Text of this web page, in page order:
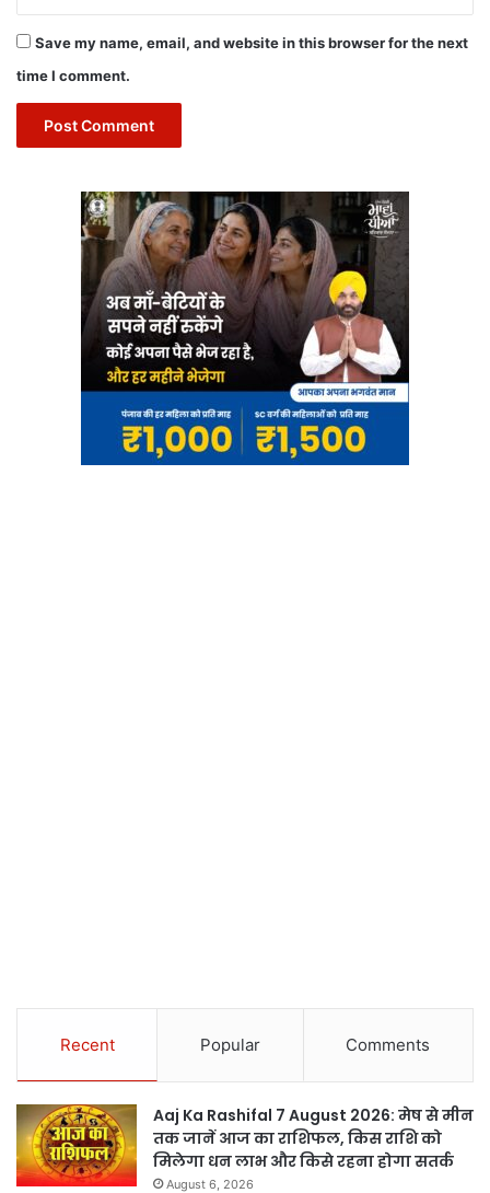
Save my name, email, and website in this browser for the next
time I comment.
Recent Popular Comments
Aaj Ka Rashifal 7 August 2026: मेष से मीन
तक जानें आज का राशिफल, किस राशि को
मिलेगा धन लाभ और किसे रहना होगा सतर्क
August 6, 2026